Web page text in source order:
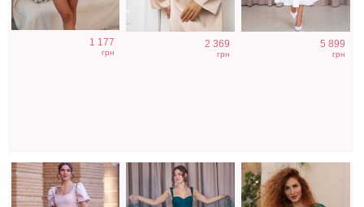
1 177
грн
2 369
грн
5 899
грн
Коктейльное
бежевое платье
Трендовое
корсетное
Элегантное
облегающее
платье-футляр